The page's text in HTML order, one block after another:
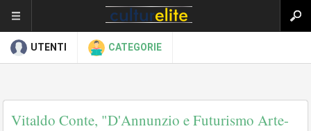
UTENTI CATEGORIE
Vitaldo Conte, "D'Annunzio e Futurismo Arte-